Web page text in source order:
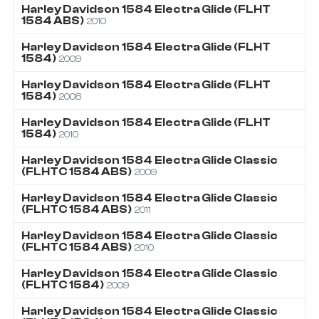
Harley Davidson 1584 Electra Glide (FLHT
1584 ABS) 2010
Harley Davidson 1584 Electra Glide (FLHT
1584) 2009
Harley Davidson 1584 Electra Glide (FLHT
1584) 2008
Harley Davidson 1584 Electra Glide (FLHT
1584) 2010
Harley Davidson 1584 Electra Glide Classic
(FLHTC 1584 ABS) 2009
Harley Davidson 1584 Electra Glide Classic
(FLHTC 1584 ABS) 2011
Harley Davidson 1584 Electra Glide Classic
(FLHTC 1584 ABS) 2010
Harley Davidson 1584 Electra Glide Classic
(FLHTC 1584) 2009
Harley Davidson 1584 Electra Glide Classic